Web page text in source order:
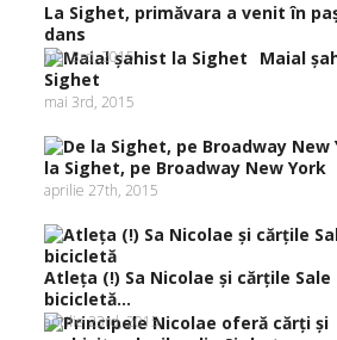
La Sighet, primăvara a venit în
dans
mai 3rd, 2015
Maial
Sighet
mai 3rd, 2015
la Sighet, pe Broadway New York
aprilie 27th, 2015
Atleţa (!) Sa Nicolae şi cărţile Sale
bicicletă...
aprilie 23rd, 2015